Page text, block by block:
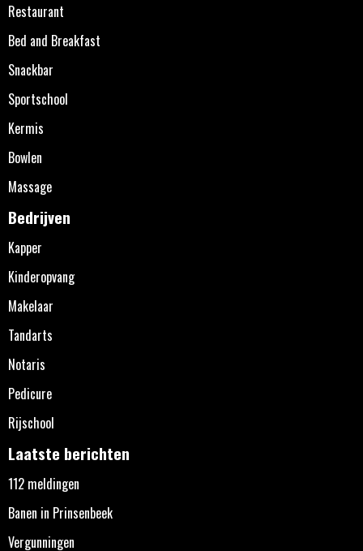
Restaurant
Bed and Breakfast
Snackbar
Sportschool
Kermis
Bowlen
Massage
Bedrijven
Kapper
Kinderopvang
Makelaar
Tandarts
Notaris
Pedicure
Rijschool
Laatste berichten
112 meldingen
Banen in Prinsenbeek
Vergunningen